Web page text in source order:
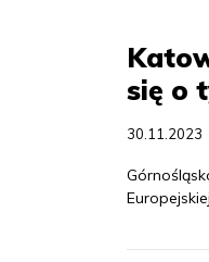
się o
30.11.2023